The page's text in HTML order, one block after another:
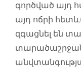
գործված այդ
այդ ոճրի
զգացնել են